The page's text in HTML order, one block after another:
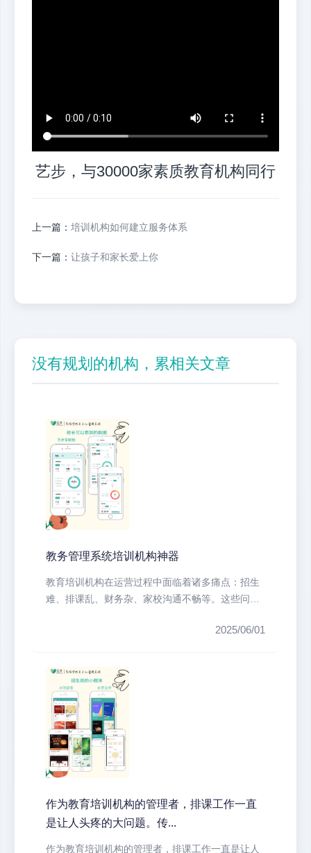
艺步，与30000家素质教育机构同行
上一篇： 培训机构如何建立服务体系
下一篇： 让孩子和家长爱上你
没有规划的机构，累相关文章
教务管理系统培训机构神器
教育培训机构在运营过程中面临着诸多痛点：招生
难、排课乱、财务杂、家校沟通不畅等。这些问题
2025/06/01
作为教育培训机构的管理者，排课工作一直
是让人头疼的大问题。传...
作为教育培训机构的管理者，排课工作一直是让人